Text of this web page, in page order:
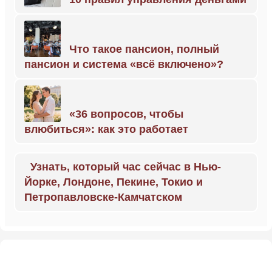
Что такое пансион, полный
пансион и система «всё включено»?
«36 вопросов, чтобы
влюбиться»: как это работает
Узнать, который час сейчас в Нью-
Йорке, Лондоне, Пекине, Токио и
Петропавловске-Камчатском